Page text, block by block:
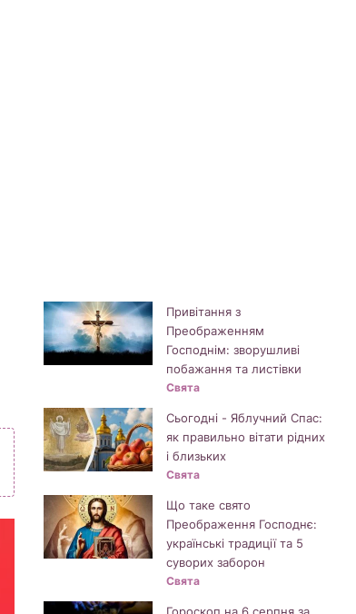
Привітання з
Преображенням
Господнім: зворушливі
побажання та листівки
Свята
Сьогодні - Яблучний Спас:
як правильно вітати рідних
і близьких
Свята
Що таке свято
Преображення Господнє:
українські традиції та 5
суворих заборон
Свята